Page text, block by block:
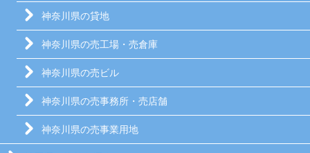
神奈川県の貸地
神奈川県の売工場・売倉庫
神奈川県の売ビル
神奈川県の売事務所・売店舗
神奈川県の売事業用地